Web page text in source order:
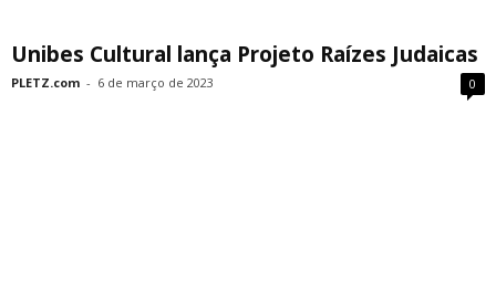
Unibes Cultural lança Projeto Raízes Judaicas
PLETZ.com - 6 de março de 2023 0